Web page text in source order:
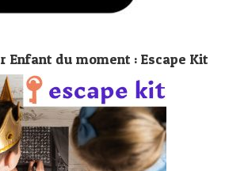
Enfant du moment : Escape Kit